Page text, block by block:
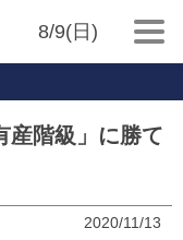
8/9(日)
産階級」に勝て
2020/11/13